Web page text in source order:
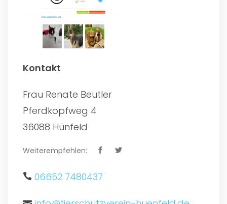
Kontakt
Frau Renate Beutler
Pferdkopfweg 4
36088 Hünfeld
Weiterempfehlen:
06652 7480437